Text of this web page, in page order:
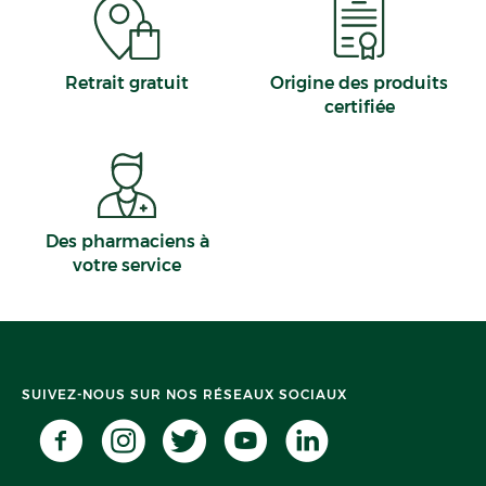
38490 Les Abrets
Appeler
ITINÉRAIRE
PHARMACIE BOIS-WINDEY - Le
Pont-De-Beauvoisin
De-Beauvoisin
Appeler
Retrait gratuit
Origine des produits
certifiée
Des pharmaciens à
votre service
SUIVEZ-NOUS SUR NOS RÉSEAUX SOCIAUX